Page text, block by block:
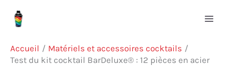
Accueil
Matériels et accessoires cocktails
Test du kit cocktail BarDeluxe® : 12 pièces en acier
Rechercher